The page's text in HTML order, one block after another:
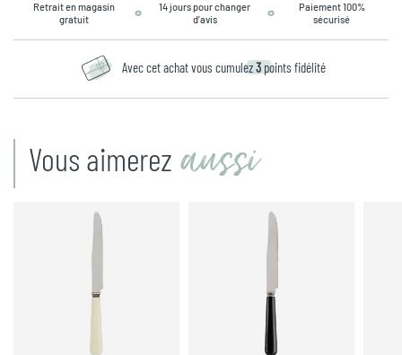
Retrait en magasin
gratuit
14 jours pour changer
d’avis
Paiement 100%
sécurisé
Avec cet achat vous cumulez3 points fidélité
Vous aimerez aussi